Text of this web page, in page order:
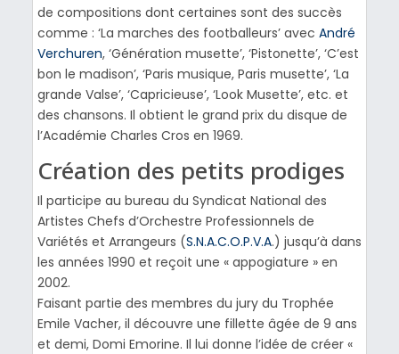
de compositions dont certaines sont des succès
comme : ‘La marches des footballeurs’ avec André
Verchuren, ‘Génération musette’, ‘Pistonette’, ‘C’est
bon le madison’, ‘Paris musique, Paris musette’, ‘La
grande Valse’, ‘Capricieuse’, ‘Look Musette’, etc. et
des chansons. Il obtient le grand prix du disque de
l’Académie Charles Cros en 1969.
Création des petits prodiges
Il participe au bureau du Syndicat National des
Artistes Chefs d’Orchestre Professionnels de
Variétés et Arrangeurs (S.N.A.C.O.P.V.A.) jusqu’à dans
les années 1990 et reçoit une « appogiature » en
2002.
Faisant partie des membres du jury du Trophée
Emile Vacher, il découvre une fillette âgée de 9 ans
et demi, Domi Emorine. Il lui donne l’idée de créer «